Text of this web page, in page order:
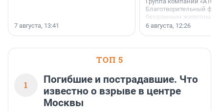
7 августа, 13:41
Благотворительный
бездомным животным
заключили соглашение
6 августа, 12:26
ТОП 5
1
Погибшие и пострадавшие. Что
известно о взрыве в центре
Москвы